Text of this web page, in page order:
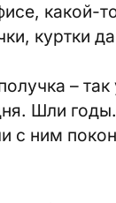
какой-
куртки
– так
Шли
ним